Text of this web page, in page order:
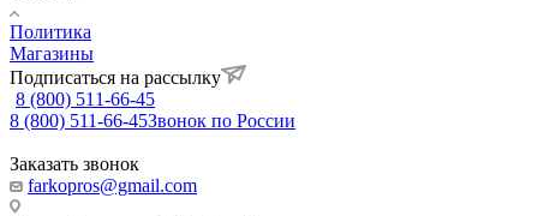
Политика
Магазины
Подписаться на рассылку
8 (800) 511-66-45
8 (800) 511-66-45Звонок по России
Заказать звонок
farkopros@gmail.com